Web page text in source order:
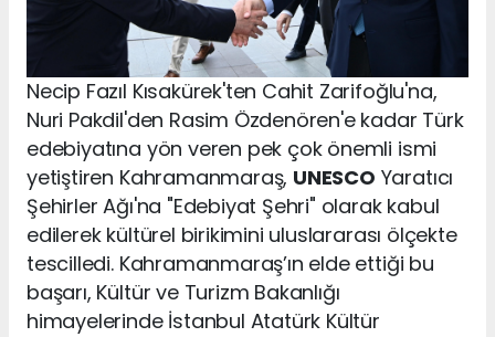
Necip Fazıl Kısakürek'ten Cahit Zarifoğlu'na,
Nuri Pakdil'den Rasim Özdenören'e kadar Türk
edebiyatına yön veren pek çok önemli ismi
yetiştiren Kahramanmaraş, UNESCO Yaratıcı
Şehirler Ağı'na "Edebiyat Şehri" olarak kabul
edilerek kültürel birikimini uluslararası ölçekte
tescilledi. Kahramanmaraş’ın elde ettiği bu
başarı, Kültür ve Turizm Bakanlığı
himayelerinde İstanbul Atatürk Kültür